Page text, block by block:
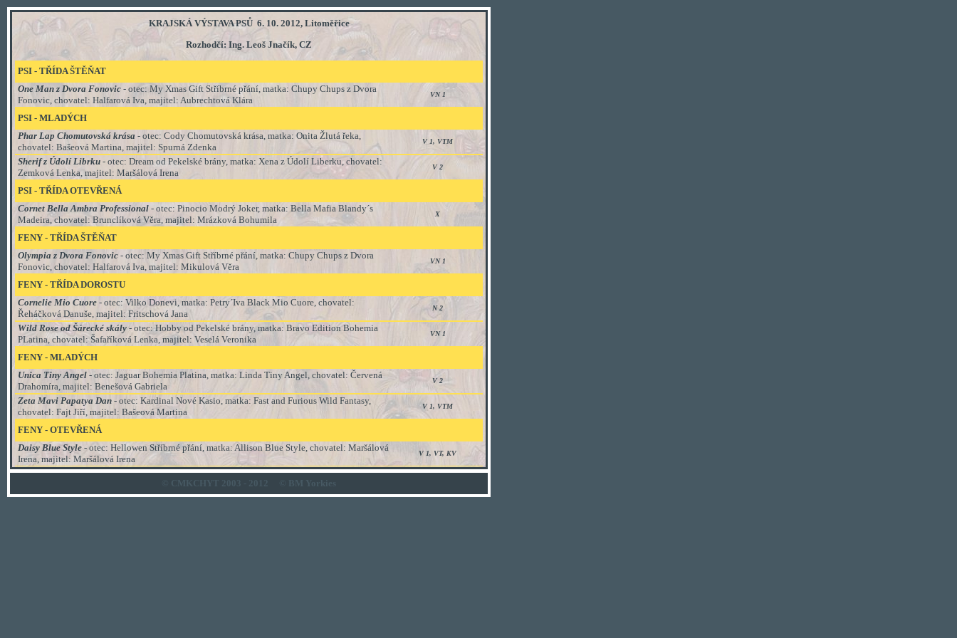
KRAJSKÁ VÝSTAVA PSŮ 6. 10. 2012, Litoměřice
Rozhodčí: Ing. Leoš Jnačík, CZ
PSI - TŘÍDA ŠTĚŇAT
One Man z Dvora Fonovic - otec: My Xmas Gift Stříbrné přání, matka: Chupy Chups z Dvora
Fonovic, chovatel: Halfarová Iva, majitel: Aubrechtová Klára
VN 1
PSI - MLADÝCH
Phar Lap Chomutovská krása - otec: Cody Chomutovská krása, matka: Onita Žlutá řeka,
chovatel: Bašeová Martina, majitel: Spurná Zdenka
V 1, VTM
Sherif z Údolí Librku - otec: Dream od Pekelské brány, matka: Xena z Údolí Liberku, chovatel:
Zemková Lenka, majitel: Maršálová Irena
V 2
PSI - TŘÍDAOTEVŘENÁ
Cornet Bella Ambra Professional - otec: Pinocio Modrý Joker, matka: Bella Mafia Blandy´s
Madeira, chovatel: Brunclíková Věra, majitel: Mrázková Bohumila
X
FENY - TŘÍDAŠTĚŇAT
Olympia z Dvora Fonovic - otec: My Xmas Gift Stříbrné přání, matka: Chupy Chups z Dvora
Fonovic, chovatel: Halfarová Iva, majitel: Mikulová Věra
VN 1
FENY - TŘÍDADOROSTU
Cornelie Mio Cuore - otec: Vilko Donevi, matka: Petry´Iva Black Mio Cuore, chovatel:
Řeháčková Danuše, majitel: Fritschová Jana
N 2
Wild Rose od Šárecké skály - otec: Hobby od Pekelské brány, matka: Bravo Edition Bohemia
PLatina, chovatel: Šafaříková Lenka, majitel: Veselá Veronika
VN 1
FENY - MLADÝCH
Unica Tiny Angel - otec: Jaguar Bohemia Platina, matka: Linda Tiny Angel, chovatel: Červená
Drahomíra, majitel: Benešová Gabriela
V 2
Zeta Mavi Papatya Dan - otec: Kardinal Nové Kasio, matka: Fast and Furious Wild Fantasy,
chovatel: Fajt Jiří, majitel: Bašeová Martina
V 1, VTM
FENY - OTEVŘENÁ
Daisy Blue Style - otec: Hellowen Stříbrné přání, matka: Allison Blue Style, chovatel: Maršálová
Irena, majitel: Maršálová Irena
V 1, VT, KV
© CMKCHYT 2003 - 2012 © BM Yorkies